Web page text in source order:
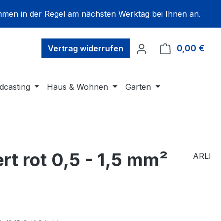
in der Regel am nächsten Werktag bei Ihnen an.
Vertrag widerrufen 0,00 €
Haus & Wohnen Garten
rot 0,5 - 1,5 mm² ARLI